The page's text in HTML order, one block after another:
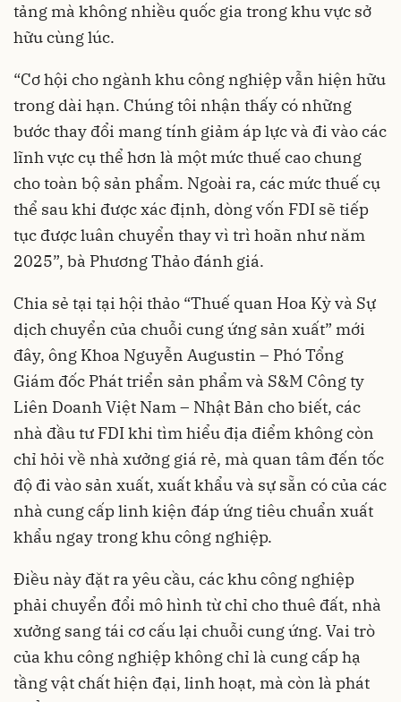
tảng mà không nhiều quốc gia trong khu vực sở
hữu cùng lúc.
“Cơ hội cho ngành khu công nghiệp vẫn hiện hữu
trong dài hạn. Chúng tôi nhận thấy có những
bước thay đổi mang tính giảm áp lực và đi vào các
lĩnh vực cụ thể hơn là một mức thuế cao chung
cho toàn bộ sản phẩm. Ngoài ra, các mức thuế cụ
thể sau khi được xác định, dòng vốn FDI sẽ tiếp
tục được luân chuyển thay vì trì hoãn như năm
2025”, bà Phương Thảo đánh giá.
Chia sẻ tại tại hội thảo “Thuế quan Hoa Kỳ và Sự
dịch chuyển của chuỗi cung ứng sản xuất” mới
đây, ông Khoa Nguyễn Augustin – Phó Tổng
Giám đốc Phát triển sản phẩm và S&M Công ty
Liên Doanh Việt Nam – Nhật Bản cho biết, các
nhà đầu tư FDI khi tìm hiểu địa điểm không còn
chỉ hỏi về nhà xưởng giá rẻ, mà quan tâm đến tốc
độ đi vào sản xuất, xuất khẩu và sự sẵn có của các
nhà cung cấp linh kiện đáp ứng tiêu chuẩn xuất
khẩu ngay trong khu công nghiệp.
Điều này đặt ra yêu cầu, các khu công nghiệp
phải chuyển đổi mô hình từ chỉ cho thuê đất, nhà
xưởng sang tái cơ cấu lại chuỗi cung ứng. Vai trò
của khu công nghiệp không chỉ là cung cấp hạ
tầng vật chất hiện đại, linh hoạt, mà còn là phát